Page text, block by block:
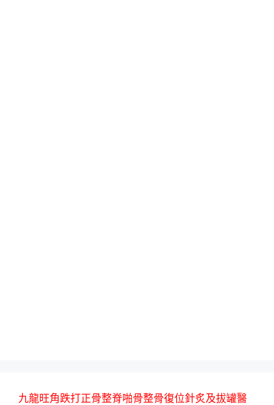
九龍旺角跌打正骨整脊啪骨整骨復位針炙及拔罐醫